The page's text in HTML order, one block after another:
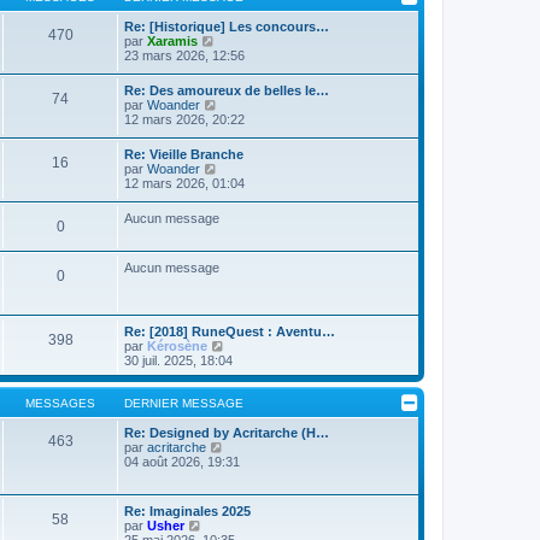
g
e
m
s
a
g
e
t
e
r
l
e
d
e
r
n
i
e
r
s
a
g
470
Re: [Historique] Les concours…
par Xaramis
o
u
l
t
e
r
l
e
d
e
r
i
e
e
s
s
a
g
e
23 mars 2026, 12:56
74
Re: Des amoureux de belles le…
par Woander
o
u
l
t
e
r
e
d
e
i
e
r
m
e
s
s
a
g
e
12 mars 2026, 20:22
16
Re: Vieille Branche
par Woander
o
u
t
e
e
d
e
r
n
i
e
m
e
s
s
g
e
12 mars 2026, 01:04
0 Aucun message
0 Aucun message
398
Re: [2018] RuneQuest : Aventu…
par Kérosène
o
n
s
u
l
t
r
d
e
r
30 juil. 2025, 18:04
MESSAGES DERNIER MESSAGE
463
Re: Designed by Acritarche (H…
par acritarche
o
u
l
t
04 août 2026, 19:31
58
Re: Imaginales 2025
par Usher